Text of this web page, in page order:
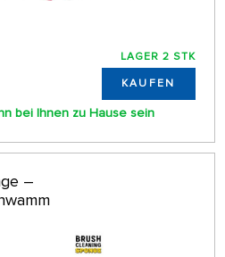
LAGER 2 STK
KAUFEN
bei Ihnen zu Hause sein
–